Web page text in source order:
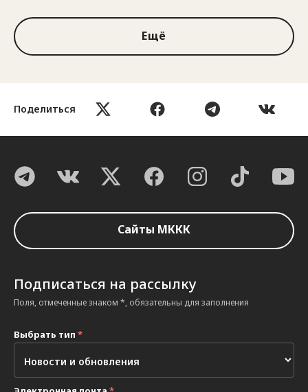
Поделиться
Ещё
Сайты МККК
Подписаться на рассылку
Поля, отмеченные знаком *, обязательны для заполнения
Выбрать тип *